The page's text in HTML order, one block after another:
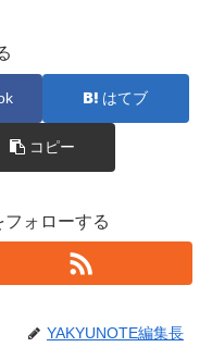
はてブ
コピー
ォローする
YAKYUNOTE編集長